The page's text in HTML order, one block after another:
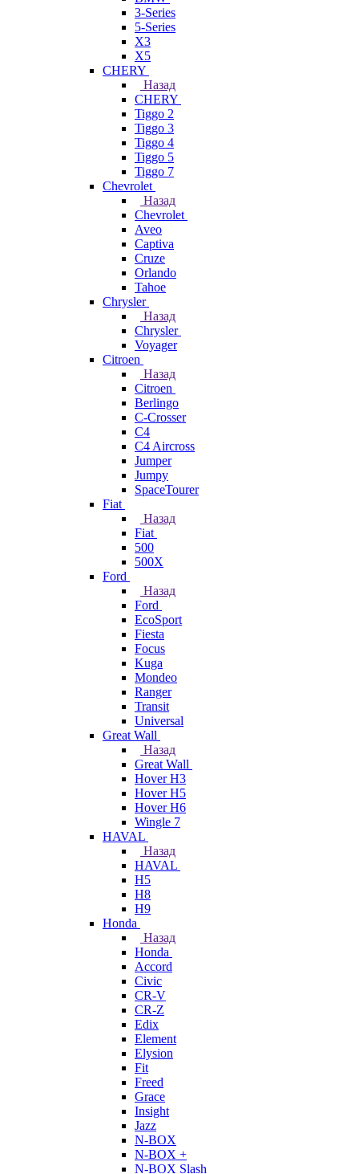
3-Series
5-Series
X3
X5
CHERY
Назад
CHERY
Tiggo 2
Tiggo 3
Tiggo 4
Tiggo 5
Tiggo 7
Chevrolet
Назад
Chevrolet
Aveo
Captiva
Cruze
Orlando
Tahoe
Chrysler
Назад
Chrysler
Voyager
Citroen
Назад
Citroen
Berlingo
C-Crosser
C4
C4 Aircross
Jumper
Jumpy
SpaceTourer
Fiat
Назад
Fiat
500
500X
Ford
Назад
Ford
EcoSport
Fiesta
Focus
Kuga
Mondeo
Ranger
Transit
Universal
Great Wall
Назад
Great Wall
Hover H3
Hover H5
Hover H6
Wingle 7
HAVAL
Назад
HAVAL
H5
H8
H9
Honda
Назад
Honda
Accord
Civic
CR-V
CR-Z
Edix
Element
Elysion
Fit
Freed
Grace
Insight
Jazz
N-BOX
N-BOX +
N-BOX Slash